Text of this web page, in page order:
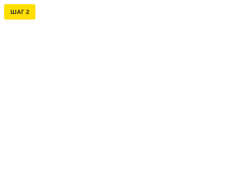
ШАГ 2